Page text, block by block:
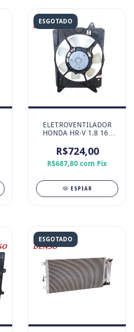
ESGOTADO
ELETROVENTILADOR
HONDA HR-V 1.8 16v
PASSAGEIRO
R$724,00
R$687,80 com Pix
ESPIAR
ESGOTADO